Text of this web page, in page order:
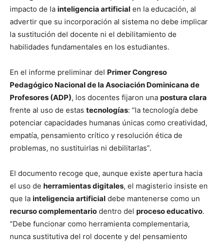
impacto de la inteligencia artificial en la educación, al
advertir que su incorporación al sistema no debe implicar
la sustitución del docente ni el debilitamiento de
habilidades fundamentales en los estudiantes.
En el informe preliminar del Primer Congreso
Pedagógico Nacional de la Asociación Dominicana de
Profesores (ADP), los docentes fijaron una postura clara
frente al uso de estas tecnologías: “la tecnología debe
potenciar capacidades humanas únicas como creatividad,
empatía, pensamiento crítico y resolución ética de
problemas, no sustituirlas ni debilitarlas”.
El documento recoge que, aunque existe apertura hacia
el uso de herramientas digitales, el magisterio insiste en
que la inteligencia artificial debe mantenerse como un
recurso complementario dentro del proceso educativo.
“Debe funcionar como herramienta complementaria,
nunca sustitutiva del rol docente y del pensamiento